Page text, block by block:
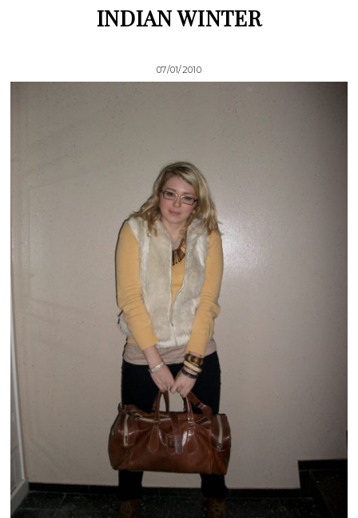
INDIAN WINTER
07/01/2010